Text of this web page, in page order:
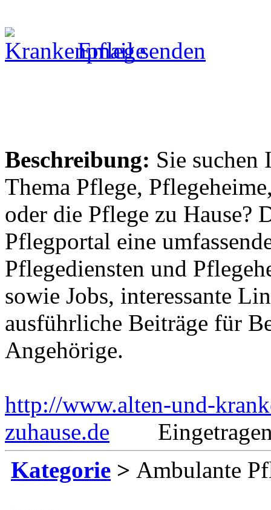
Email senden
Beschreibung: Sie suchen
Thema Pflege,
oder die Pflege zu Hause?
Pflegportal eine
Pflegediensten und
sowie Jobs, interessante
ausführliche Beiträge für
Angehörige.
http://www.alten-und-
zuhause.de Eingetragen
Kategorie > Ambulante